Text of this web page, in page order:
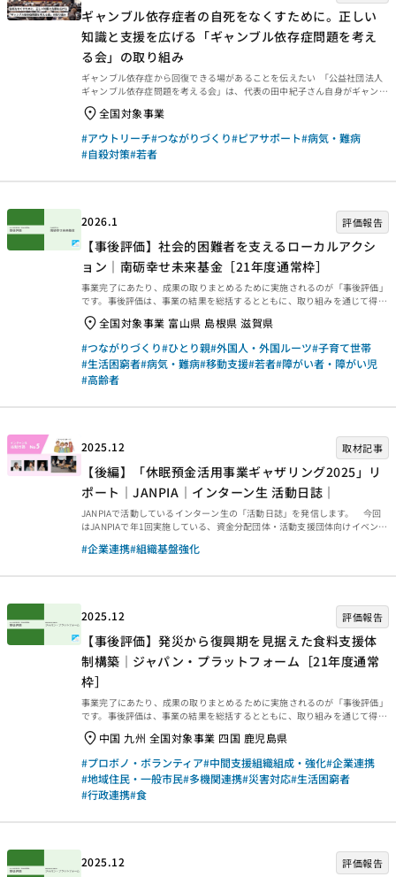
ギャンブル依存症者の自死をなくすために。正しい
知識と支援を広げる「ギャンブル依存症問題を考え
る会」の取り組み
ギャンブル依存症から回復できる場があることを伝えたい 「公益社団法人
ギャンブル依存症問題を考える会」は、代表の田中紀子さん自身がギャンブ
ル依存症の当事者であり、家族としても依存症と向き合ってきた経験をもと
に設立した団体です。啓発活動や政策提言を通して、ギャンブル依存症が
「回復可能な精神疾患」であることを伝え、当事者が適切な支援につながれ
る社会を目指しています。田中紀子さん（以下、田中）「団体発足のきっか
けは、カジノ法案が話題になった2014年に、厚生労働省が国内のギャンブ
ル依存症問題を抱えた家族の自助グループで活...
全国対象事業
#アウトリーチ#つながりづくり#ピアサポート#病気・難病
#自殺対策#若者
2026.1 評価報告
【事後評価】社会的困難者を支えるローカルアクシ
ョン｜南砺幸せ未来基金［21年度通常枠］
事業完了にあたり、成果の取りまとめるために実施されるのが「事後評価」
です。事後評価は、事業の結果を総括するとともに、取り組みを通じて得ら
れた学びを今後に生かせるよう、提言や知見・教訓を整理するために行われ
ます。今回は、2025年3月末に事業完了した2021年度通常枠【社会的困難
者を支えるローカルアクション｜南砺幸せ未来基金［21年度通常枠］】の
事後評価報告書をご紹介します。ぜひご覧ください。 事業概要等 事業概要
などは、以下のページからご覧ください。 事後評価報告 事後評価報告書
は、以下の外部リンクからご覧ください。 ・資金分配団体 ・実行団体
全国対象事業 富山県 島根県 滋賀県
#つながりづくり#ひとり親#外国人・外国ルーツ#子育て世帯
#生活困窮者#病気・難病#移動支援#若者#障がい者・障がい児
#高齢者
2025.12 取材記事
【後編】「休眠預金活用事業ギャザリング2025」リ
ポート｜JANPIA｜インターン生 活動日誌｜
JANPIAで活動しているインターン生の「活動日誌」を発信します。 今回
はJANPIAで年1回実施している、資金分配団体・活動支援団体向けイベント
トします。今回は後半です。（【前編】「休眠預金活用事業ギャザリング
している慶應義塾大学4年の酒井と申します。 11月27日に掲載になった記
ジネスにおける社会性×事業性のバランスについて考える』についてリポー
トしま...
#企業連携#組織基盤強化
2025.12 評価報告
【事後評価】発災から復興期を見据えた食料支援体
制構築｜ジャパン・プラットフォーム［21年度通常
枠］
事業完了にあたり、成果の取りまとめるために実施されるのが「事後評価」
です。事後評価は、事業の結果を総括するとともに、取り組みを通じて得ら
れた学びを今後に生かせるよう、提言や知見・教訓を整理するために行われ
ます。今回は、2025年3月末に事業完了した2021年度通常枠【発災から復
興期を見据えた食料支援体制構築｜ジャパン・プラットフォーム［21年度
通常枠］】の事後評価報告書をご紹介します。ぜひご覧ください。 事業概要
等 事業概要などは、以下のページからご覧ください。 事後評価報告 事後評
価報告書は、以下の外部リンクからご覧ください。 ・資金分配団体 ・実行
中国 九州 全国対象事業 四国 鹿児島県
#プロボノ・ボランティア#中間支援組織組成・強化#企業連携
#地域住民・一般市民#多機関連携#災害対応#生活困窮者
#行政連携#食
2025.12 評価報告